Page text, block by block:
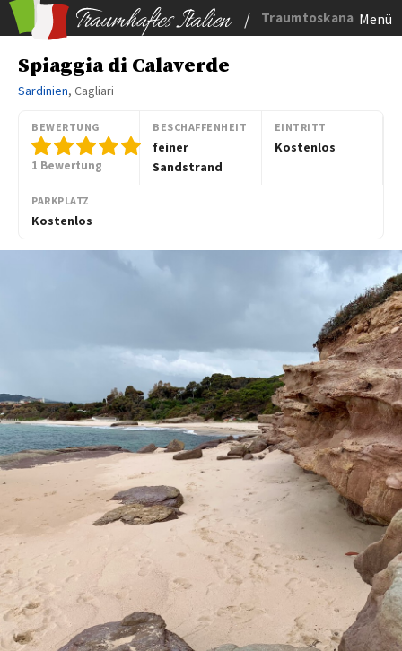
/ Traumtoskana Menü
Spiaggia di Calaverde
Sardinien, Cagliari
BEWERTUNG
1 Bewertung
BESCHAFFENHEIT
feiner
Sandstrand
EINTRITT
Kostenlos
PARKPLATZ
Kostenlos